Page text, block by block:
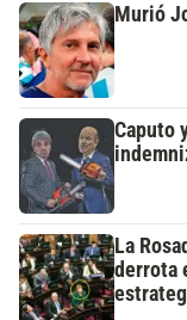
Murió
Caputo
La
derrota